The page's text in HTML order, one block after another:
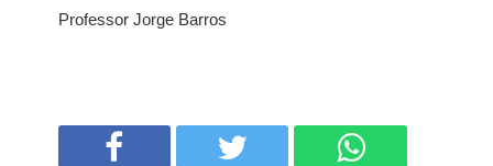
Professor Jorge Barros